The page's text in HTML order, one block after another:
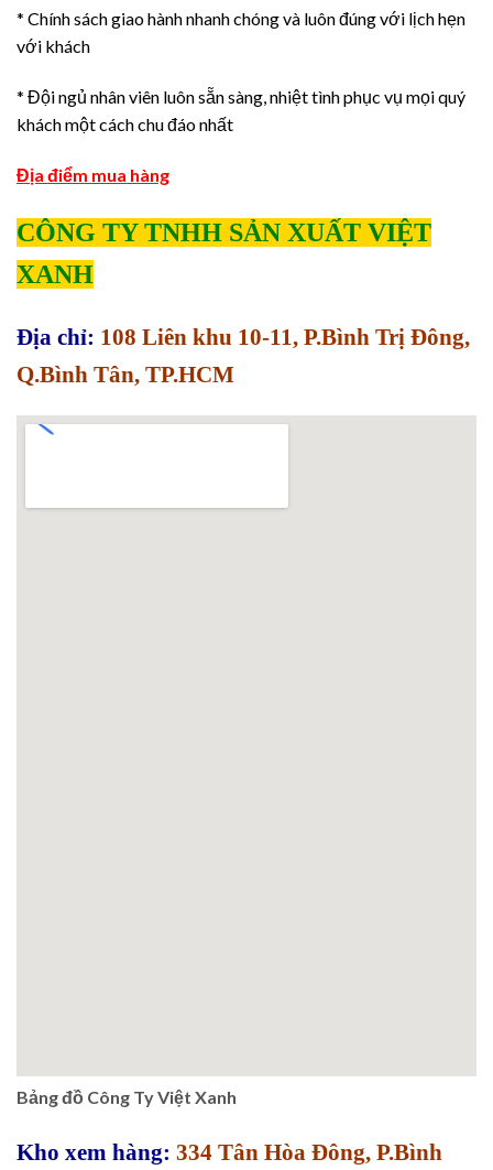
* Chính sách giao hành nhanh chóng và luôn đúng với lịch hẹn
với khách
* Đội ngủ nhân viên luôn sẵn sàng, nhiệt tình phục vụ mọi quý
khách một cách chu đáo nhất
Địa điểm mua hàng
CÔNG TY TNHH SẢN XUẤT VIỆT
XANH
Địa chỉ: 108 Liên khu 10-11, P.Bình Trị Đông,
Q.Bình Tân, TP.HCM
Bảng đồ Công Ty Việt Xanh
Kho xem hàng: 334 Tân Hòa Đông, P.Bình